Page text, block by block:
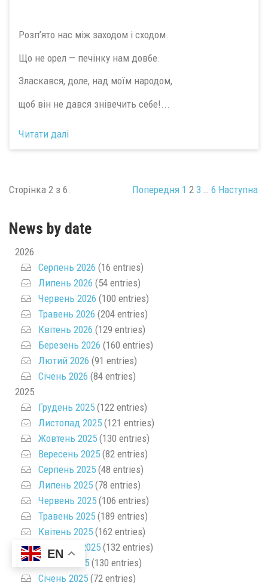
Розп’ято нас між заходом і сходом.
Що не орел — печінку нам довбе.
Зласкався, доле, над моїм народом,
щоб він не дався знівечить себе!...
Читати далі
Сторінка 2 з 6. Попередня 1 2 3 … 6 Наступна
News by date
2026
Серпень 2026 (16 entries)
Липень 2026 (54 entries)
Червень 2026 (100 entries)
Травень 2026 (204 entries)
Квітень 2026 (129 entries)
Березень 2026 (160 entries)
Лютий 2026 (91 entries)
Січень 2026 (84 entries)
2025
Грудень 2025 (122 entries)
Листопад 2025 (121 entries)
Жовтень 2025 (130 entries)
Вересень 2025 (82 entries)
Серпень 2025 (48 entries)
Липень 2025 (78 entries)
Червень 2025 (106 entries)
Травень 2025 (189 entries)
Квітень 2025 (162 entries)
Березень 2025 (132 entries)
Лютий 2025 (130 entries)
Січень 2025 (72 entries)
EN